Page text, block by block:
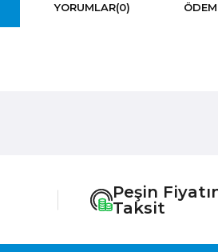
YORUMLAR(0)
Peşin
Taksit